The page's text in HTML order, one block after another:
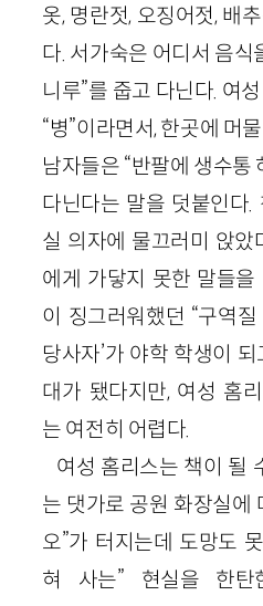
옷, 명란젓, 오징어젓, 배
다. 서가숙은 어디서 음식
니루”를 줍고 다닌다. 여
“병”이라면서, 한곳에 머
남자들은 “반팔에 생수통
다닌다는 말을 덧붙인다
실 의자에 물끄러미 앉았
에게 가닿지 못한 말들
이 징그러워했던 “구역질
당사자’가 야학 학생이
대가 됐다지만, 여성 홈
는 여전히 어렵다.
여성 홈리스는 책이 될
는 댓가로 공원 화장실에
오”가 터지는데 도망도
혀 사는” 현실을 한탄